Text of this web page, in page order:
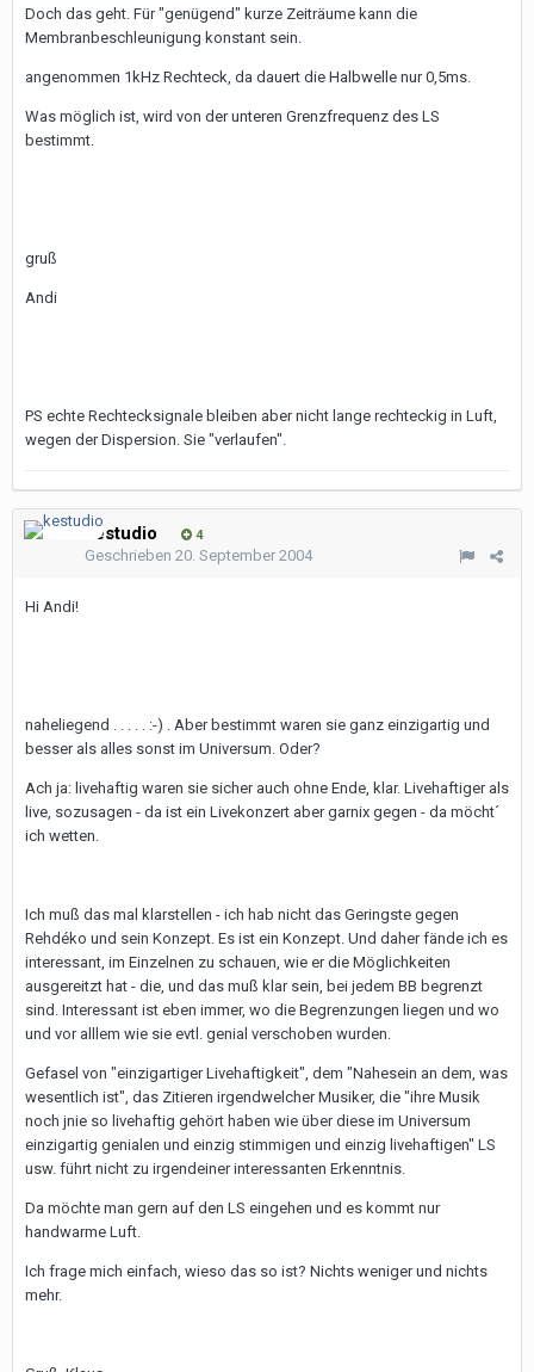
Doch das geht. Für "genügend" kurze Zeiträume kann die
Membranbeschleunigung konstant sein.
angenommen 1kHz Rechteck, da dauert die Halbwelle nur 0,5ms.
Was möglich ist, wird von der unteren Grenzfrequenz des LS
bestimmt.
gruß
Andi
PS echte Rechtecksignale bleiben aber nicht lange rechteckig in Luft,
wegen der Dispersion. Sie "verlaufen".
kestudio 4
Geschrieben 20. September 2004
Hi Andi!
naheliegend . . . . . :-) . Aber bestimmt waren sie ganz einzigartig und
besser als alles sonst im Universum. Oder?
Ach ja: livehaftig waren sie sicher auch ohne Ende, klar. Livehaftiger als
live, sozusagen - da ist ein Livekonzert aber garnix gegen - da möcht´
ich wetten.
Ich muß das mal klarstellen - ich hab nicht das Geringste gegen
Rehdéko und sein Konzept. Es ist ein Konzept. Und daher fände ich es
interessant, im Einzelnen zu schauen, wie er die Möglichkeiten
ausgereitzt hat - die, und das muß klar sein, bei jedem BB begrenzt
sind. Interessant ist eben immer, wo die Begrenzungen liegen und wo
und vor alllem wie sie evtl. genial verschoben wurden.
Gefasel von "einzigartiger Livehaftigkeit", dem "Nahesein an dem, was
wesentlich ist", das Zitieren irgendwelcher Musiker, die "ihre Musik
noch jnie so livehaftig gehört haben wie über diese im Universum
einzigartig genialen und einzig stimmigen und einzig livehaftigen" LS
usw. führt nicht zu irgendeiner interessanten Erkenntnis.
Da möchte man gern auf den LS eingehen und es kommt nur
handwarme Luft.
Ich frage mich einfach, wieso das so ist? Nichts weniger und nichts
mehr.